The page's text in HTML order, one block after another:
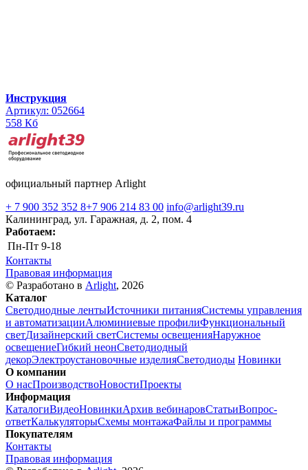
Инструкция
Артикул: 052664
558 Кб
официальный партнер Arlight
+ 7 900 352 352 8+7 906 214 83 00 info@arlight39.ru
Калининград, ул. Гаражная, д. 2, пом. 4
Работаем:
Пн-Пт 9-18
Контакты
Правовая информация
© Разработано в Arlight, 2026
Каталог
Светодиодные лентыИсточники питанияСистемы управления
и автоматизацииАлюминиевые профилиФункциональный
светДизайнерский светСистемы освещенияНаружное
освещениеГибкий неонСветодиодный
декорЭлектроустановочные изделияСветодиоды Новинки
О компании
О насПроизводствоНовостиПроекты
Информация
КаталогиВидеоНовинкиАрхив вебинаровСтатьиВопрос-
ответКалькуляторыСхемы монтажаФайлы и программы
Покупателям
Контакты
Правовая информация